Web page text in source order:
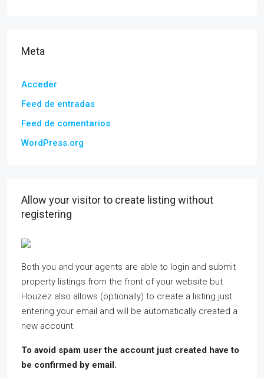
Meta
Acceder
Feed de entradas
Feed de comentarios
WordPress.org
Allow your visitor to create listing without
registering
Both you and your agents are able to login and submit
property listings from the front of your website but
Houzez also allows (optionally) to create a listing just
entering your email and will be automatically created a
new account.
To avoid spam user the account just created have to
be confirmed by email.